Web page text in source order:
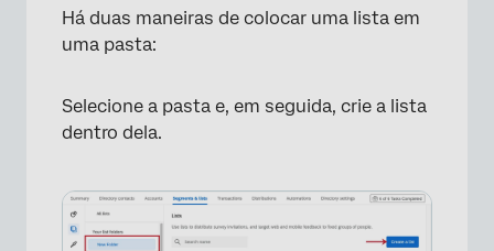
Há duas maneiras de colocar uma lista em
uma pasta:
Selecione a pasta e, em seguida, crie a lista
dentro dela.